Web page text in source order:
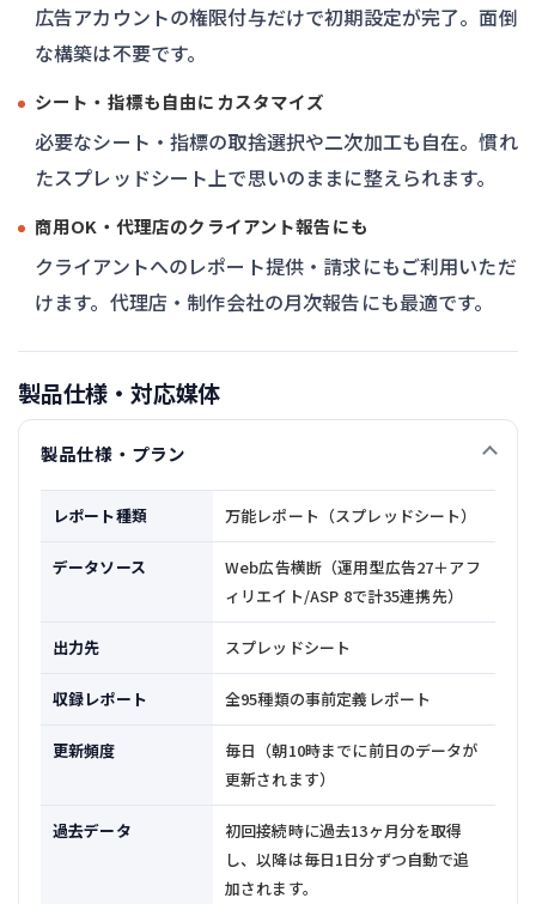
広告アカウントの権限付与だけで初期設定が完了。面倒
な構築は不要です。
シート・指標も自由にカスタマイズ
必要なシート・指標の取捨選択や二次加工も自在。慣れ
たスプレッドシート上で思いのままに整えられます。
商用OK・代理店のクライアント報告にも
クライアントへのレポート提供・請求にもご利用いただ
けます。代理店・制作会社の月次報告にも最適です。
製品仕様・対応媒体
製品仕様・プラン
レポート種類 万能レポート（スプレッドシート）
データソース
Web広告横断（運用型広告27＋アフ
ィリエイト/ASP 8で計35連携先）
出力先 スプレッドシート
収録レポート 全95種類の事前定義レポート
更新頻度
毎日（朝10時までに前日のデータが
更新されます）
過去データ
初回接続時に過去13ヶ月分を取得
し、以降は毎日1日分ずつ自動で追
加されます。